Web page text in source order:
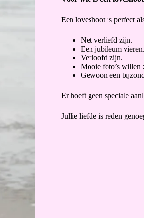
Een loveshoot is perfect
Net verliefd zijn.
Een jubileum vieren.
Verloofd zijn.
Mooie foto’s willen
Gewoon een
Er hoeft geen speciale
Jullie liefde is reden